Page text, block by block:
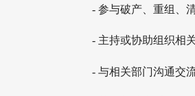
- 参与破产、重组、
- 主持或协助组织相
- 与相关部门沟通交